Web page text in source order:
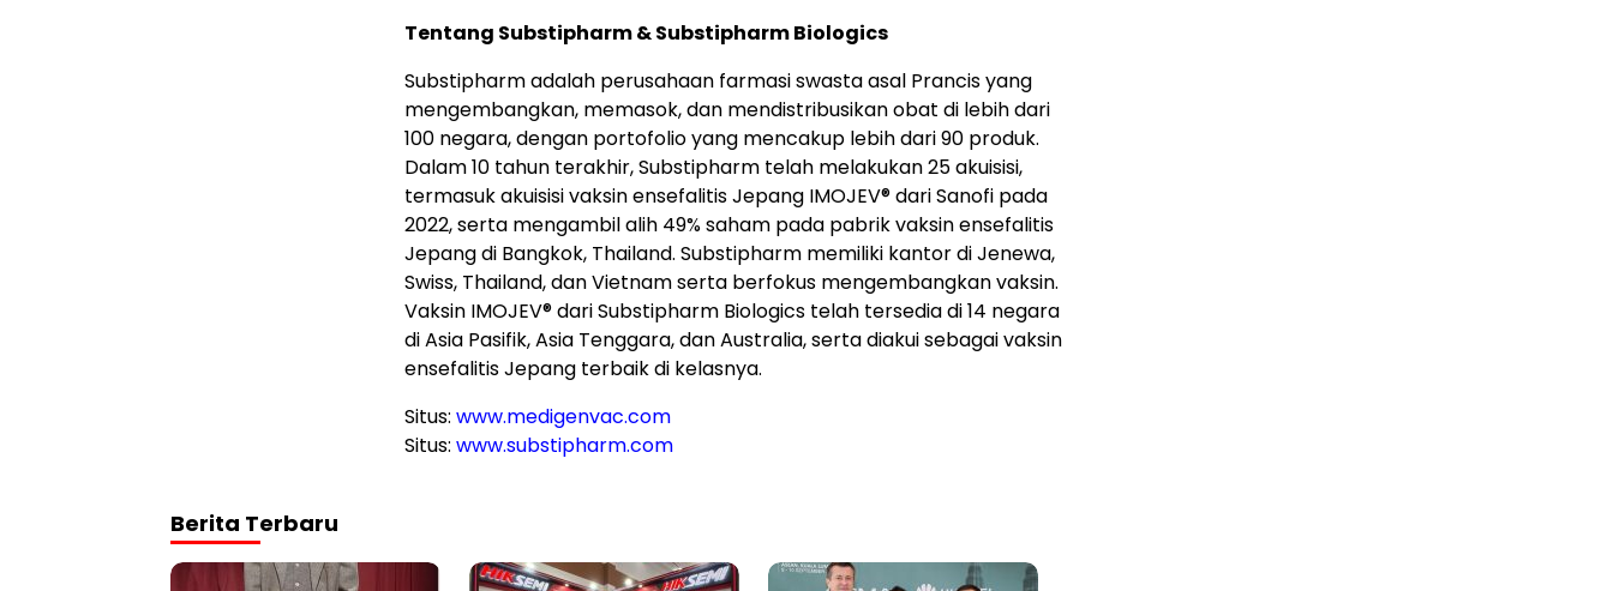
Tentang Substipharm & Substipharm Biologics
Substipharm adalah perusahaan farmasi swasta asal Prancis yang
mengembangkan, memasok, dan mendistribusikan obat di lebih dari
100 negara, dengan portofolio yang mencakup lebih dari 90 produk.
Dalam 10 tahun terakhir, Substipharm telah melakukan 25 akuisisi,
termasuk akuisisi vaksin ensefalitis Jepang IMOJEV® dari Sanofi pada
2022, serta mengambil alih 49% saham pada pabrik vaksin ensefalitis
Jepang di Bangkok, Thailand. Substipharm memiliki kantor di Jenewa,
Swiss, Thailand, dan Vietnam serta berfokus mengembangkan vaksin.
Vaksin IMOJEV® dari Substipharm Biologics telah tersedia di 14 negara
di Asia Pasifik, Asia Tenggara, dan Australia, serta diakui sebagai vaksin
ensefalitis Jepang terbaik di kelasnya.
Situs: www.medigenvac.com
Situs: www.substipharm.com
Berita Terbaru